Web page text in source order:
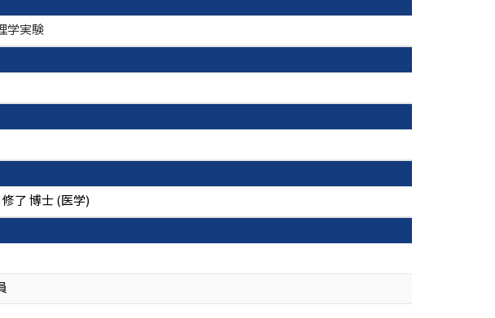
学実験
了 博士 (医学)